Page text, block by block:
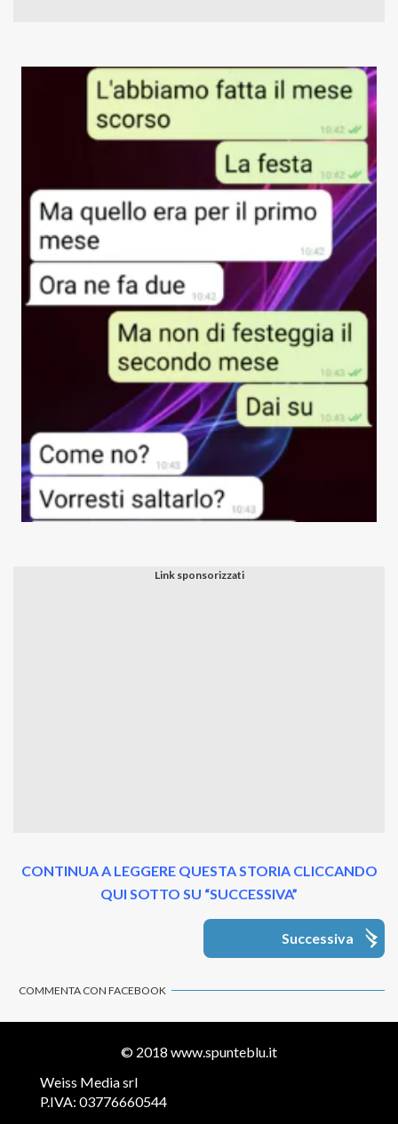
CONTINUA A LEGGERE QUESTA STORIA CLICCANDO
QUI SOTTO SU “SUCCESSIVA”
Successiva
COMMENTA CON FACEBOOK
© 2018 www.spunteblu.it
Weiss Media srl
P.IVA: 03776660544